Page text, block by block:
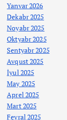
Yanvar 2026
Dekabr 2025
Noyabr 2025
Oktyabr 2025
Sentyabr 2025
Avqust 2025
İyul 2025
May 2025
Aprel 2025
Mart 2025
Fevral 2025